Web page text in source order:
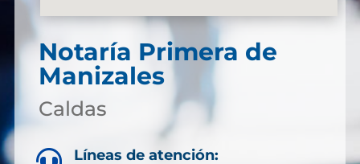
Notaría Primera de
Manizales
Caldas
Líneas de atención: